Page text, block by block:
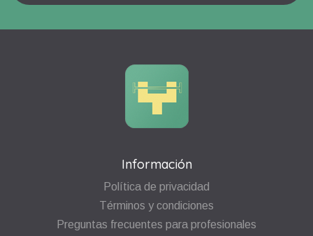
Información
Política de privacidad
Términos y condiciones
Preguntas frecuentes para profesionales